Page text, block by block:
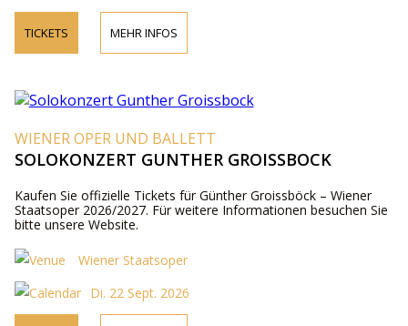
TICKETS MEHR INFOS
WIENER OPER UND BALLETT
SOLOKONZERT GUNTHER GROISSBOCK
Kaufen Sie offizielle Tickets für Günther Groissböck – Wiener
Staatsoper 2026/2027. Für weitere Informationen besuchen Sie
bitte unsere Website.
Wiener Staatsoper
Di. 22 Sept. 2026